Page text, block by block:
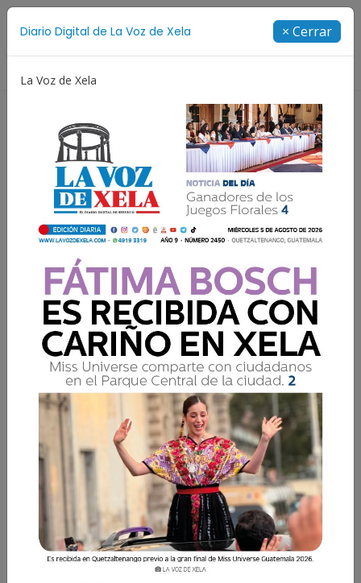
Diario Digital de La Voz de Xela × Cerrar
La Voz de Xela
Festival de Bandas 2026
Resultados para:Guatemala
PNC CONSIGNA MÁS DE 25 MIL MOTOCICLETAS
EN LO QUE VA DEL AÑO
Los operativos de control y prevención desarrollados por
la Policía Nacional Civil (PNC) en distintos puntos del país
han derivado en la consignación de 25 mil 298
motocicletas en lo que va del año, como parte de
Los operativos de control y prevención desarrollados